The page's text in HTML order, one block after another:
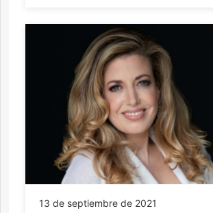
13 de septiembre de 2021